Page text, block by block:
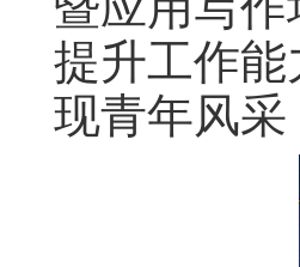
提升工作
现青年风